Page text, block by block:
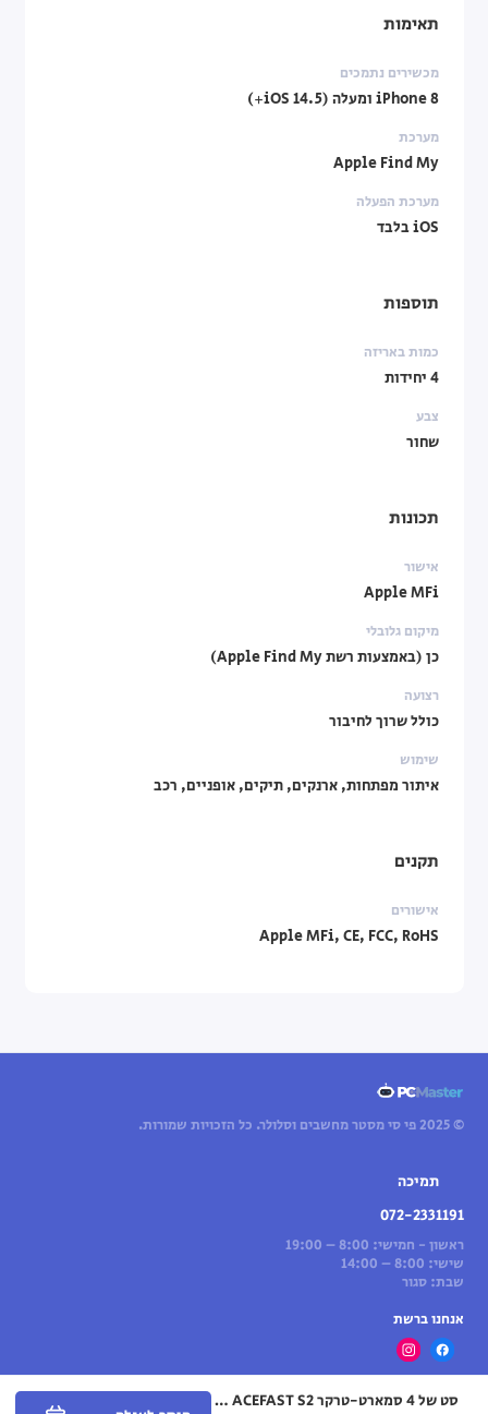
סט של 4 סמארט-טרקר ACEFAST S2 — תמיכה ב-Apple Find My
תאימות
מכשירים נתמכים
iPhone 8 ומעלה (iOS 14.5+)
מערכת
Apple Find My
מערכת הפעלה
iOS בלבד
תוספות
כמות באריזה
4 יחידות
צבע
שחור
תכונות
אישור
Apple MFi
מיקום גלובלי
כן (באמצעות רשת Apple Find My)
רצועה
כולל שרוך לחיבור
שימוש
איתור מפתחות, ארנקים, תיקים, אופניים, רכב
תקנים
אישורים
Apple MFi, CE, FCC, RoHS
© 2025 פי סי מסטר מחשבים וסלולר. כל הזכויות שמורות.
תמיכה
072-2331191
ראשון - חמישי: 8:00 – 19:00
שישי: 8:00 – 14:00
שבת: סגור
אנחנו ברשת